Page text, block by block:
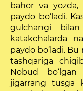
bahor va
paydo bo‘ladi.
gulchangi
katakchalarda
paydo bo‘ladi.
tashqariga
Nobud
jigarrang tusga